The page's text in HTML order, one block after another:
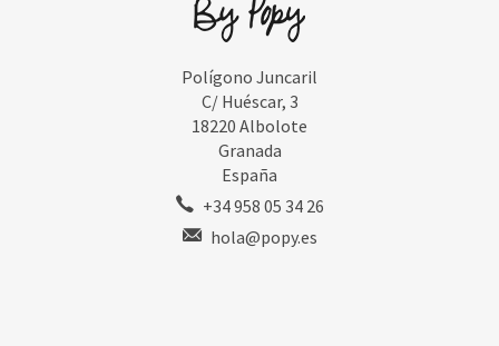
Polígono Juncaril
C/ Huéscar, 3
18220 Albolote
Granada
España
+34 958 05 34 26
hola@popy.es